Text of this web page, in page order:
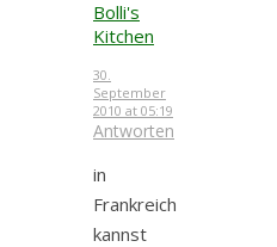
Bolli's
Kitchen
30.
September
2010 at 05:19
Antworten
in
Frankreich
kannst